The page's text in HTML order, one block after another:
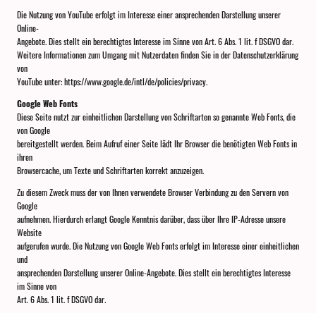
Die Nutzung von YouTube erfolgt im Interesse einer ansprechenden Darstellung unserer
Online-
Angebote. Dies stellt ein berechtigtes Interesse im Sinne von Art. 6 Abs. 1 lit. f DSGVO dar.
Weitere Informationen zum Umgang mit Nutzerdaten finden Sie in der Datenschutzerklärung
von
YouTube unter: https://www.google.de/intl/de/policies/privacy.
Google Web Fonts
Diese Seite nutzt zur einheitlichen Darstellung von Schriftarten so genannte Web Fonts, die
von Google
bereitgestellt werden. Beim Aufruf einer Seite lädt Ihr Browser die benötigten Web Fonts in
ihren
Browsercache, um Texte und Schriftarten korrekt anzuzeigen.
Zu diesem Zweck muss der von Ihnen verwendete Browser Verbindung zu den Servern von
Google
aufnehmen. Hierdurch erlangt Google Kenntnis darüber, dass über Ihre IP-Adresse unsere
Website
aufgerufen wurde. Die Nutzung von Google Web Fonts erfolgt im Interesse einer einheitlichen
und
ansprechenden Darstellung unserer Online-Angebote. Dies stellt ein berechtigtes Interesse
im Sinne von
Art. 6 Abs. 1 lit. f DSGVO dar.